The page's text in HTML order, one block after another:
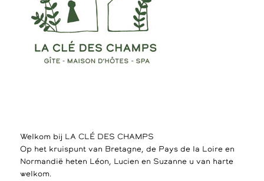
Welkom bij LA CLÉ DES CHAMPS
Op het kruispunt van Bretagne, de Pays de la Loire en
Normandië heten Léon, Lucien en Suzanne u van harte
welkom.